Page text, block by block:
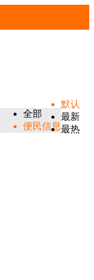
全部
便民信息
默认
最新
最热